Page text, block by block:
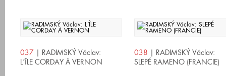
037 | RADIMSKÝ Václav:
L´ÎLE CORDAY À VERNON
038 | RADIMSKÝ Václav:
SLEPÉ RAMENO (FRANCIE)